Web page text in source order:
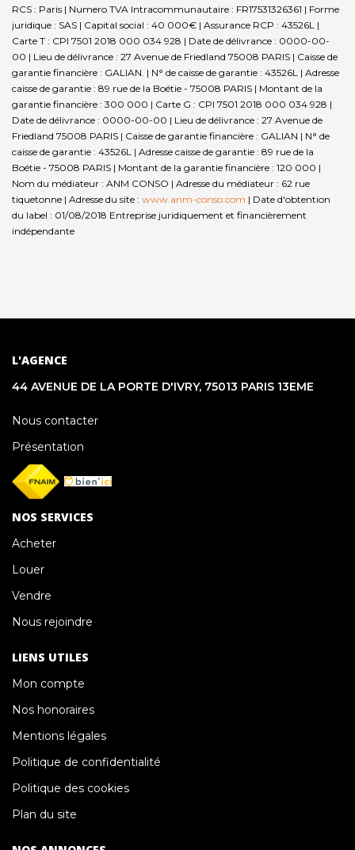
RCS : Paris | Numero TVA Intracommunautaire : FR17531326361 | Forme
juridique : SAS | Capital social : 40 000€ | Assurance RCP : 43526L |
Carte T : CPI 7501 2018 000 034 928 | Date de délivrance : 0000-00-
00 | Lieu de délivrance : 27 Avenue de Friedland 75008 PARIS | Caisse de
garantie financière : GALIAN. | N° de caisse de garantie : 43526L | Adresse
caisse de garantie : 89 rue de la Boétie - 75008 PARIS | Montant de la
garantie financière : 300 000 | Carte G : CPI 7501 2018 000 034 928 |
Date de délivrance : 0000-00-00 | Lieu de délivrance : 27 Avenue de
Friedland 75008 PARIS | Caisse de garantie financière : GALIAN | N° de
caisse de garantie : 43526L | Adresse caisse de garantie : 89 rue de la
Boétie - 75008 PARIS | Montant de la garantie financière : 120 000 |
Nom du médiateur : ANM CONSO | Adresse du médiateur : 62 rue
tiquetonne | Adresse du site : www.anm-conso.com | Date d'obtention
du label : 01/08/2018 Entreprise juridiquement et financièrement
indépendante
L'AGENCE
44 AVENUE DE LA PORTE D'IVRY, 75013 PARIS 13EME
Nous contacter
Présentation
NOS SERVICES
Acheter
Louer
Vendre
Nous rejoindre
LIENS UTILES
Mon compte
Nos honoraires
Mentions légales
Politique de confidentialité
Politique des cookies
Plan du site